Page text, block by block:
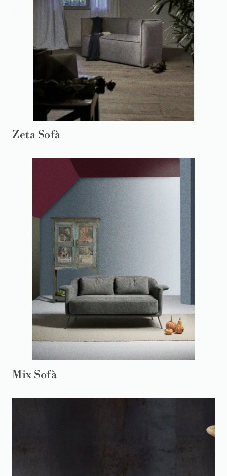
Zeta Sofà
Mix Sofà